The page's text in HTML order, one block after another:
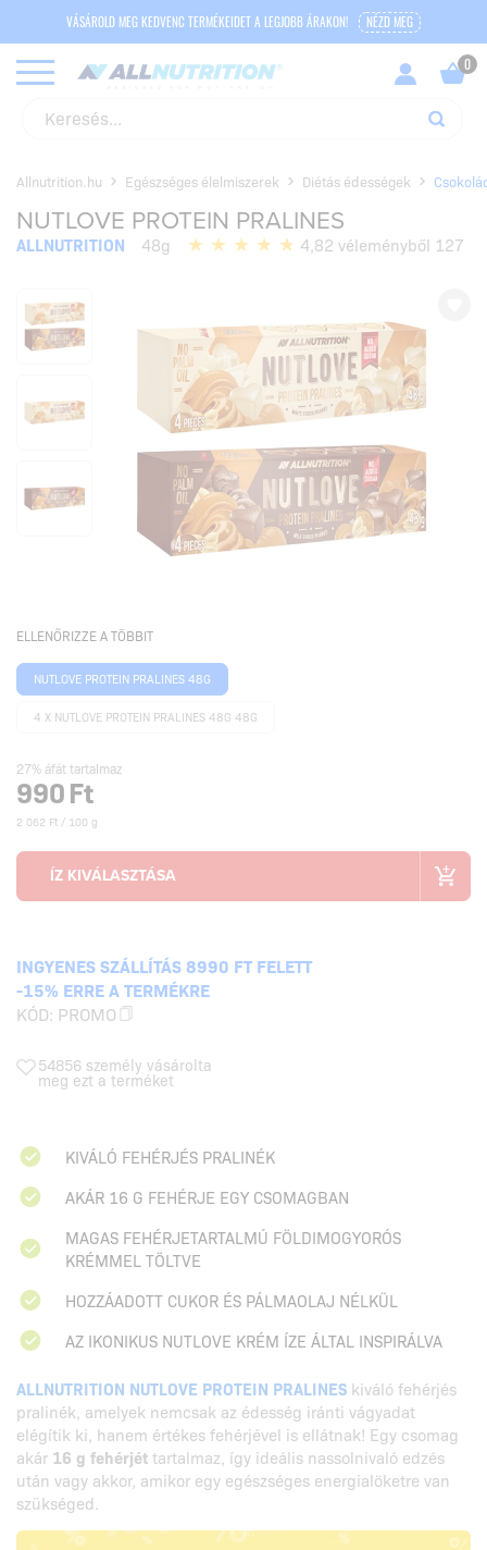
VÁSÁROLD MEG KEDVENC TERMÉKEIDET A LEGJOBB ÁRAKON! NÉZD MEG
Allnutrition.hu Egészséges élelmiszerek Diétás édességek
NUTLOVE PROTEIN PRALINES
ALLNUTRITION 48g 4,82 véleményből 127
ELLENŐRIZZE A TÖBBIT
NUTLOVE PROTEIN PRALINES 48G
4 X NUTLOVE PROTEIN PRALINES 48G 48G
27% áfát tartalmaz
990Ft
2 062 Ft / 100 g
INGYENES SZÁLLÍTÁS 8990 FT FELETT
-15% ERRE A TERMÉKRE
KÓD: PROMO
54856 személy vásárolta
meg ezt a terméket
KIVÁLÓ FEHÉRJÉS PRALINÉK
AKÁR 16 G FEHÉRJE EGY CSOMAGBAN
MAGAS FEHÉRJETARTALMÚ FÖLDIMOGYORÓS
KRÉMMEL TÖLTVE
HOZZÁADOTT CUKOR ÉS PÁLMAOLAJ NÉLKÜL
AZ IKONIKUS NUTLOVE KRÉM ÍZE ÁLTAL INSPIRÁLVA
ALLNUTRITION NUTLOVE PROTEIN PRALINES kiváló fehérjés
pralinék, amelyek nemcsak az édesség iránti vágyadat
elégítik ki, hanem értékes fehérjével is ellátnak! Egy csomag
akár 16 g fehérjéttartalmaz, így ideális nassolnivaló edzés
után vagy akkor, amikor egy egészséges energialöketre van
szükséged.